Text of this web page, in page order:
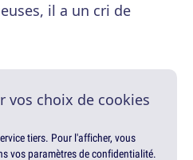
il a un cri de
vos choix de cookies
tiers. Pour l'afficher, vous
vos paramètres de confidentialité.